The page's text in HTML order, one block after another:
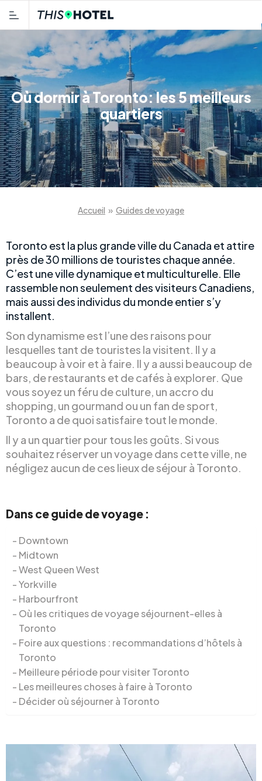
Où dormir à Toronto: les 5 meilleurs
quartiers
Accueil » Guides de voyage
Toronto est la plus grande ville du Canada et attire
près de 30 millions de touristes chaque année.
C’est une ville dynamique et multiculturelle. Elle
rassemble non seulement des visiteurs Canadiens,
mais aussi des individus du monde entier s’y
installent.
Son dynamisme est l’une des raisons pour
lesquelles tant de touristes la visitent. Il y a
beaucoup à voir et à faire. Il y a aussi beaucoup de
bars, de restaurants et de cafés à explorer. Que
vous soyez un féru de culture, un accro du
shopping, un gourmand ou un fan de sport,
Toronto a de quoi satisfaire tout le monde.
Il y a un quartier pour tous les goûts. Si vous
souhaitez réserver un voyage dans cette ville, ne
négligez aucun de ces lieux de séjour à Toronto.
Dans ce guide de voyage :
Downtown
Midtown
West Queen West
Yorkville
Harbourfront
Où les critiques de voyage séjournent-elles à
Toronto
Foire aux questions : recommandations d’hôtels à
Toronto
Meilleure période pour visiter Toronto
Les meilleures choses à faire à Toronto
Décider où séjourner à Toronto